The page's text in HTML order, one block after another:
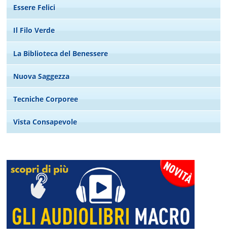
Essere Felici
Il Filo Verde
La Biblioteca del Benessere
Nuova Saggezza
Tecniche Corporee
Vista Consapevole